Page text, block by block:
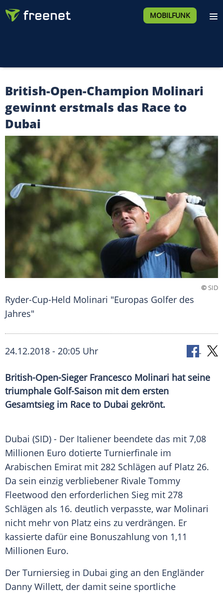
MOBILFUNK
British-Open-Champion Molinari
gewinnt erstmals das Race to
Dubai
©SID
Ryder-Cup-Held Molinari "Europas Golfer des
Jahres"
24.12.2018 - 20:05 Uhr
British-Open-Sieger Francesco Molinari hat seine
triumphale Golf-Saison mit dem ersten
Gesamtsieg im Race to Dubai gekrönt.
Dubai (SID) - Der Italiener beendete das mit 7,08
Millionen Euro dotierte Turnierfinale im
Arabischen Emirat mit 282 Schlägen auf Platz 26.
Da sein einzig verbliebener Rivale Tommy
Fleetwood den erforderlichen Sieg mit 278
Schlägen als 16. deutlich verpasste, war Molinari
nicht mehr von Platz eins zu verdrängen. Er
kassierte dafür eine Bonuszahlung von 1,11
Millionen Euro.
Der Turniersieg in Dubai ging an den Engländer
Danny Willett, der damit seine sportliche